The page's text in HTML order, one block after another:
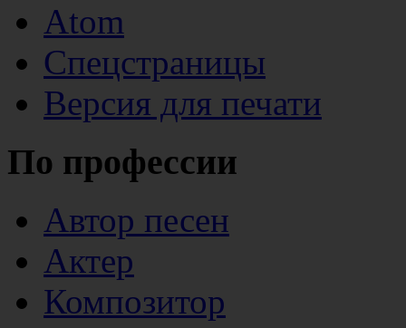
Atom
Спецстраницы
Версия для печати
По профессии
Автор песен
Актер
Композитор